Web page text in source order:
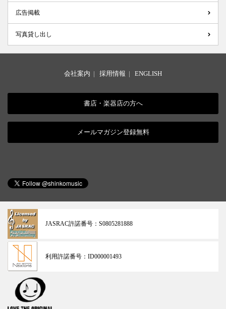
広告掲載
写真貸し出し
会社案内 | 採用情報 | ENGLISH
書店・楽器店の方へ
メールマガジン登録無料
JASRAC許諾番号： S0805281888
利用許諾番号： ID000001493